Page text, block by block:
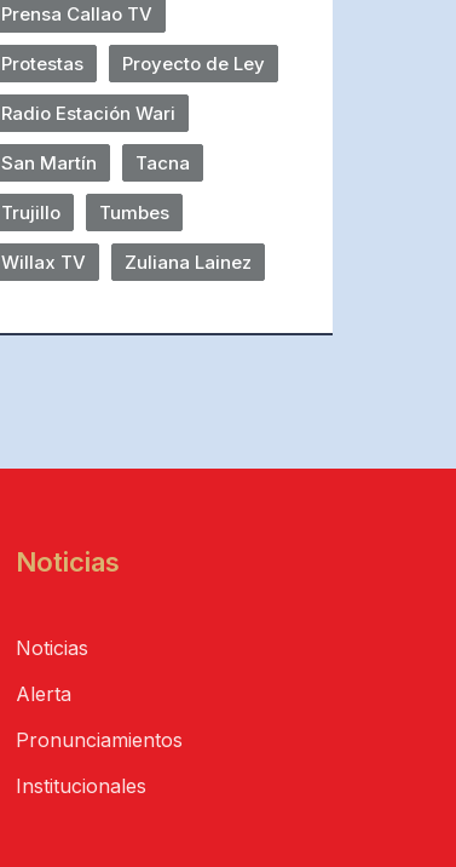
Prensa Callao TV
Protestas Proyecto de Ley
Radio Estación Wari
San Martín Tacna
Trujillo Tumbes
Willax TV Zuliana Lainez
Noticias
Noticias
Alerta
Pronunciamientos
Institucionales